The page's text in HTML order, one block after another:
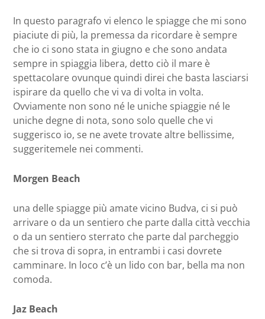
In questo paragrafo vi elenco le spiagge che mi sono
piaciute di più, la premessa da ricordare è sempre
che io ci sono stata in giugno e che sono andata
sempre in spiaggia libera, detto ciò il mare è
spettacolare ovunque quindi direi che basta lasciarsi
ispirare da quello che vi va di volta in volta.
Ovviamente non sono né le uniche spiaggie né le
uniche degne di nota, sono solo quelle che vi
suggerisco io, se ne avete trovate altre bellissime,
suggeritemele nei commenti.
Morgen Beach
una delle spiagge più amate vicino Budva, ci si può
arrivare o da un sentiero che parte dalla città vecchia
o da un sentiero sterrato che parte dal parcheggio
che si trova di sopra, in entrambi i casi dovrete
camminare. In loco c’è un lido con bar, bella ma non
comoda.
Jaz Beach